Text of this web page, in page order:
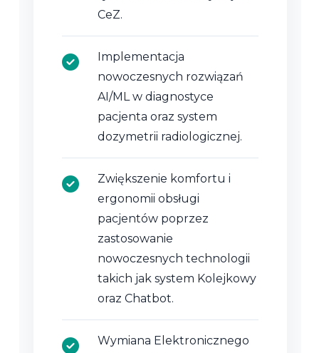
CeZ.
Implementacja
nowoczesnych rozwiązań
AI/ML w diagnostyce
pacjenta oraz system
dozymetrii radiologicznej.
Zwiększenie komfortu i
ergonomii obsługi
pacjentów poprzez
zastosowanie
nowoczesnych technologii
takich jak system Kolejkowy
oraz Chatbot.
Wymiana Elektronicznego